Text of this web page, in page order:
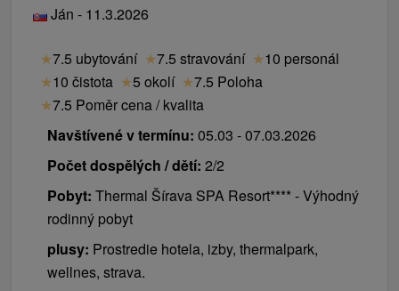
Ján - 11.3.2026
★7.5 ubytování ★7.5 stravování ★10 personál
★10 čistota ★5 okolí ★7.5 Poloha
★7.5 Poměr cena / kvalita
Navštívené v termínu: 05.03 - 07.03.2026
Počet dospělých / dětí: 2/2
Pobyt: Thermal Šírava SPA Resort**** - Výhodný
rodinný pobyt
plusy: Prostredie hotela, izby, thermalpark,
wellnes, strava.